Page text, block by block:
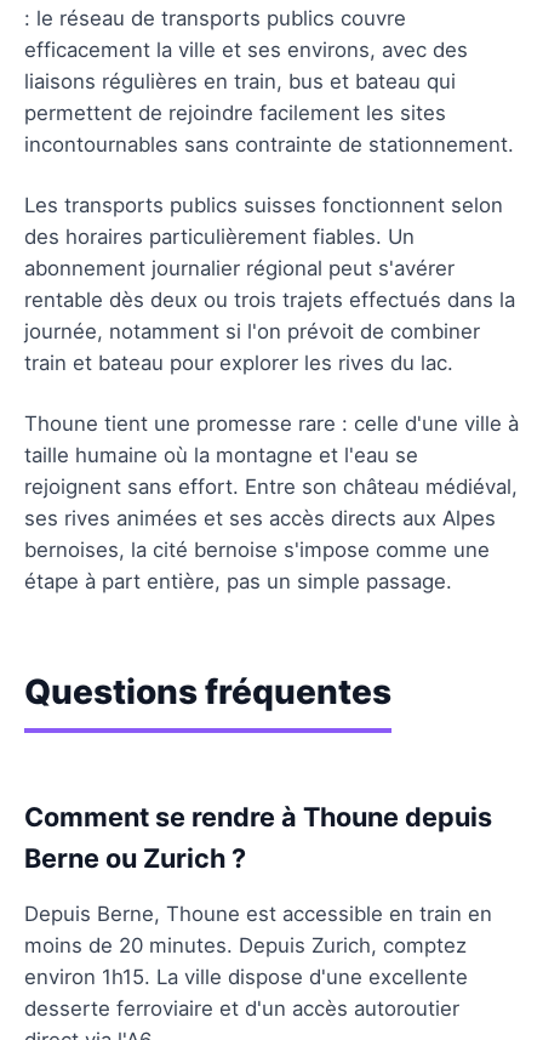
: le réseau de transports publics couvre
efficacement la ville et ses environs, avec des
liaisons régulières en train, bus et bateau qui
permettent de rejoindre facilement les sites
incontournables sans contrainte de stationnement.
Les transports publics suisses fonctionnent selon
des horaires particulièrement fiables. Un
abonnement journalier régional peut s'avérer
rentable dès deux ou trois trajets effectués dans la
journée, notamment si l'on prévoit de combiner
train et bateau pour explorer les rives du lac.
Thoune tient une promesse rare : celle d'une ville à
taille humaine où la montagne et l'eau se
rejoignent sans effort. Entre son château médiéval,
ses rives animées et ses accès directs aux Alpes
bernoises, la cité bernoise s'impose comme une
étape à part entière, pas un simple passage.
Questions fréquentes
Comment se rendre à Thoune depuis
Berne ou Zurich ?
Depuis Berne, Thoune est accessible en train en
moins de 20 minutes. Depuis Zurich, comptez
environ 1h15. La ville dispose d'une excellente
desserte ferroviaire et d'un accès autoroutier